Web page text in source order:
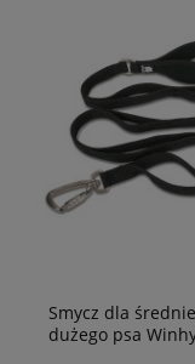
Smycz dla
dużego psa